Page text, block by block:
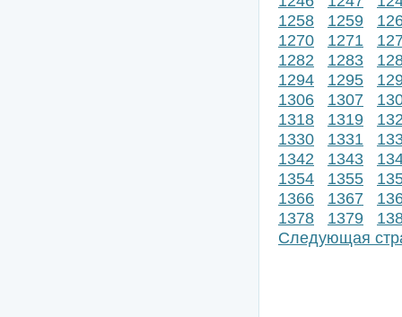
1258
1259
1270
1271
1282
1283
1294
1295
1306
1307
1318
1319
1330
1331
1342
1343
1354
1355
1366
1367
1378
1379
Следующая